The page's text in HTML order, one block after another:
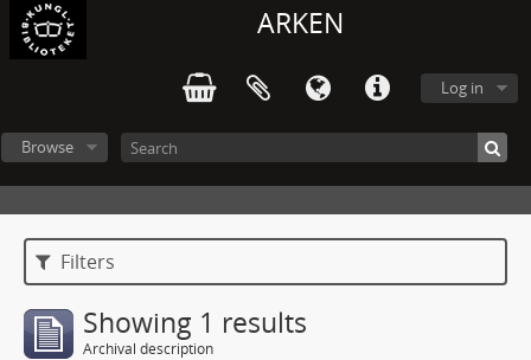
ARKEN
Log in
Browse
Filters
Showing 1 results
Archival description